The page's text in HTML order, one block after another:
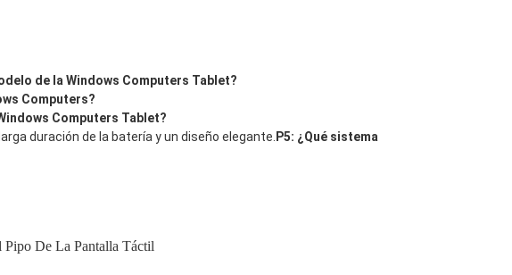
de la Windows Computers Tablet?
Computers?
Computers Tablet?
duración de la batería y un diseño elegante. P5: ¿Qué sistema
Pipo De La Pantalla Táctil